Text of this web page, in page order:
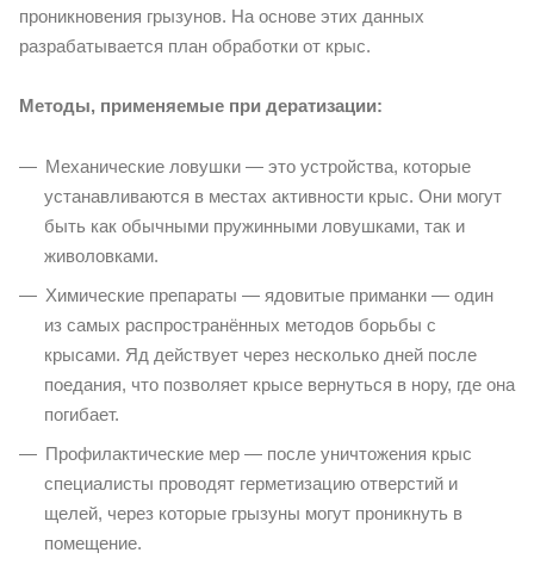
проникновения грызунов. На основе этих данных
разрабатывается план обработки от крыс.
Методы, применяемые при дератизации:
Механические ловушки — это устройства, которые
устанавливаются в местах активности крыс. Они могут
быть как обычными пружинными ловушками, так и
живоловками.
Химические препараты — ядовитые приманки — один
из самых распространённых методов борьбы с
крысами. Яд действует через несколько дней после
поедания, что позволяет крысе вернуться в нору, где она
погибает.
Профилактические мер — после уничтожения крыс
специалисты проводят герметизацию отверстий и
щелей, через которые грызуны могут проникнуть в
помещение.